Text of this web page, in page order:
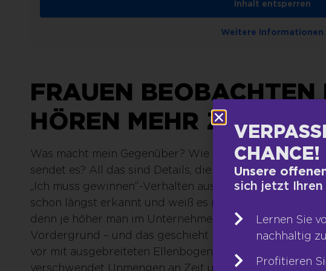
Inhalt entsperren
Weitere Informationen
FRAUEN BEOBACHTEN
HÖREN MEHR ZU.
Was macht mein Gegenüber? Wie reagiert es und
sendet es? All das sind Details, die Männern leicht mal
„Ich muss gewinnen“-Verhalten auspacken. Meine
schon längst erkannt und weiß es im Sinne des Ziels
denn je höher man im Unternehmen steigt, desto
Vordergrund – und das geschieht leider nicht mit
vor mit ausgebreiteten Ellenbogen. Aus ihrer Erfahrung
verschwendet Unmengen an Zeit und Gedanken, die
CHANCE!
Unsere
sich jetzt
Lernen Sie
nachhaltig
Profitieren